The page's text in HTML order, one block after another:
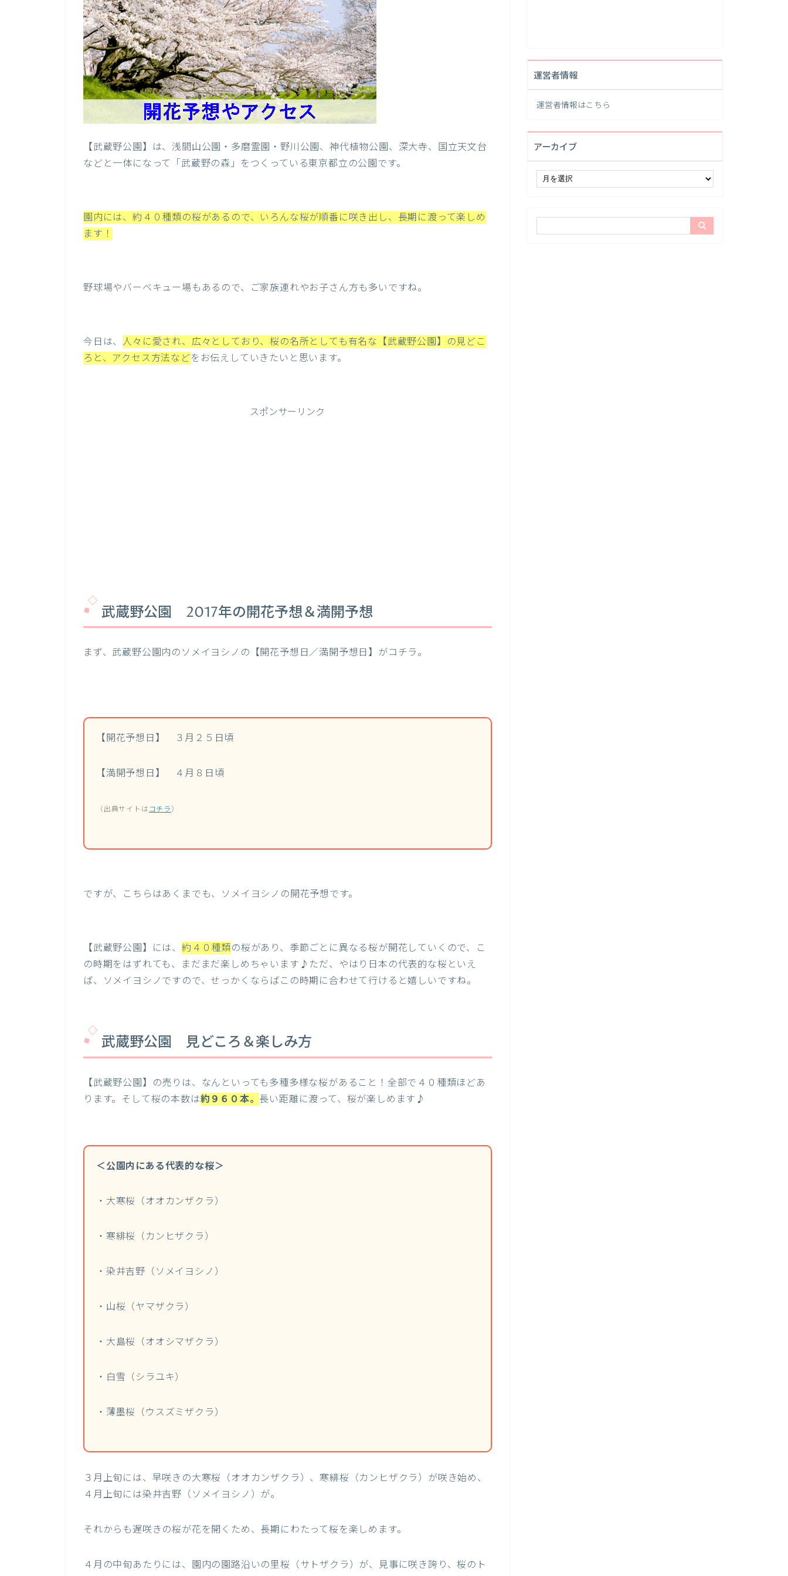
【武蔵野公園】は、浅間山公園・多磨霊園・野川公園、神代植物公園、深大寺、国立天文台
などと一体になって「武蔵野の森」をつくっている東京都立の公園です。
園内には、約４０種類の桜があるので、いろんな桜が順番に咲き出し、長期に渡って楽しめ
ます！
野球場やバーベキュー場もあるので、ご家族連れやお子さん方も多いですね。
今日は、人々に愛され、広々としており、桜の名所としても有名な【武蔵野公園】の見どこ
ろと、アクセス方法などをお伝えしていきたいと思います。
スポンサーリンク
武蔵野公園 2017年の開花予想＆満開予想
まず、武蔵野公園内のソメイヨシノの【開花予想日／満開予想日】がコチラ。
【開花予想日】 ３月２５日頃
【満開予想日】 ４月８日頃
（出典サイトはコチラ）
ですが、こちらはあくまでも、ソメイヨシノの開花予想です。
【武蔵野公園】には、 約４０種類の桜があり、季節ごとに異なる桜が開花していくので、こ
の時期をはずれても、まだまだ楽しめちゃいます♪ただ、やはり日本の代表的な桜といえ
ば、ソメイヨシノですので、せっかくならばこの時期に合わせて行けると嬉しいですね。
武蔵野公園 見どころ＆楽しみ方
【武蔵野公園】の売りは、なんといっても多種多様な桜があること！全部で４０種類ほどあ
ります。そして桜の本数は約９６０本。 長い距離に渡って、桜が楽しめます♪
＜公園内にある代表的な桜＞
・大寒桜（オオカンザクラ）
・寒緋桜（カンヒザクラ）
・染井吉野（ソメイヨシノ）
・山桜（ヤマザクラ）
・大島桜（オオシマザクラ）
・白雪（シラユキ）
・薄墨桜（ウスズミザクラ）
３月上旬には、早咲きの大寒桜（オオカンザクラ）、寒緋桜（カンヒザクラ）が咲き始め、
４月上旬には染井吉野（ソメイヨシノ）が。
それからも遅咲きの桜が花を開くため、長期にわたって桜を楽しめます。
４月の中旬あたりには、園内の園路沿いの里桜（サトザクラ）が、見事に咲き誇り、桜のト
運営者情報
運営者情報はこちら
アーカイブ